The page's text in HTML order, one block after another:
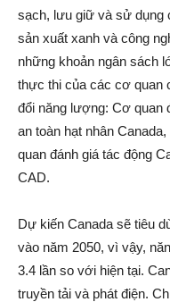
sạch, lưu giữ và sử dụng
sản xuất xanh và công
những khoản ngân sách
thực thi của các cơ quan
đổi năng lượng: Cơ quan
an toàn hạt nhân
quan đánh giá tác động
CAD.
Dự kiến Canada sẽ tiêu
vào năm 2050, vì vậy,
3.4 lần so với hiện tại.
truyền tải và phát điện.